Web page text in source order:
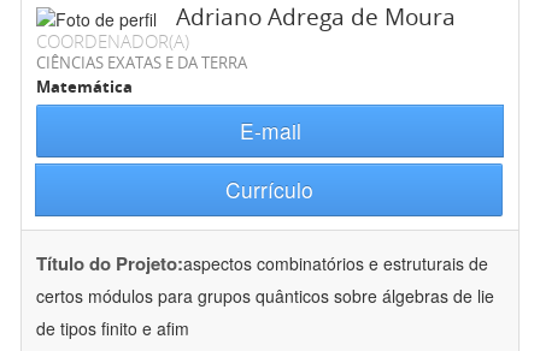
Adriano Adrega de Moura
COORDENADOR(A)
CIÊNCIAS EXATAS E DA TERRA
Matemática
E-mail
Currículo
Título do Projeto:aspectos combinatórios e estruturais de
certos módulos para grupos quânticos sobre álgebras de lie
de tipos finito e afim